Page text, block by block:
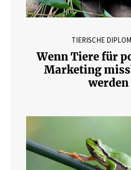
TIERISCHE
Wenn Tiere für
Marketing
werden